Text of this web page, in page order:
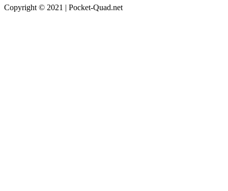
Copyright © 2021 | Pocket-Quad.net